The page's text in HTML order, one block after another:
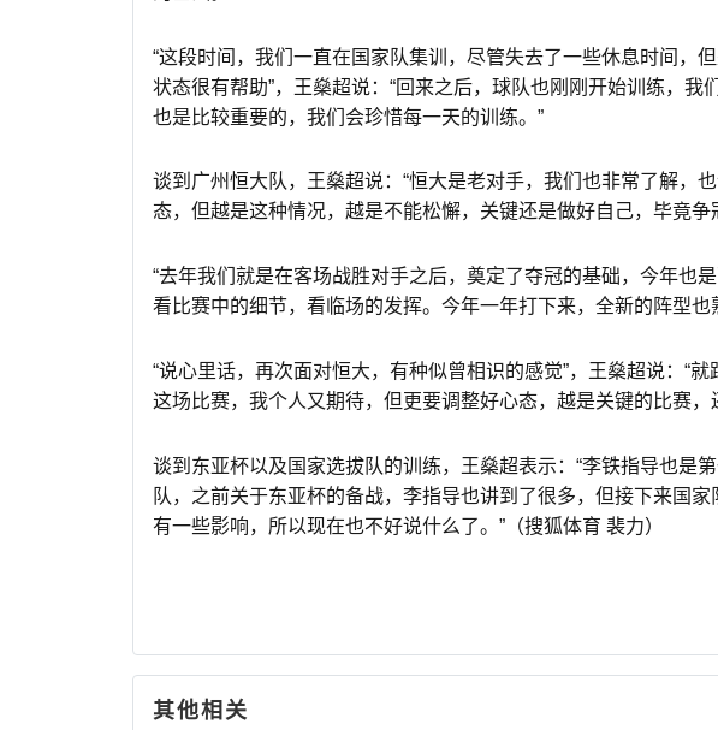
“这段时间，我们一直在国家队集训，尽管失去了一些休息时间，
状态很有帮助”，王燊超说：“回来之后，球队也刚刚开始训练，我
也是比较重要的，我们会珍惜每一天的训练。”
谈到广州恒大队，王燊超说：“恒大是老对手，我们也非常了解，
态，但越是这种情况，越是不能松懈，关键还是做好自己，毕竟争
“去年我们就是在客场战胜对手之后，奠定了夺冠的基础，今年也
看比赛中的细节，看临场的发挥。今年一年打下来，全新的阵型
“说心里话，再次面对恒大，有种似曾相识的感觉”，王燊超说：“
这场比赛，我个人又期待，但更要调整好心态，越是关键的比赛，
谈到东亚杯以及国家选拔队的训练，王燊超表示：“李铁指导也是
队，之前关于东亚杯的备战，李指导也讲到了很多，但接下来国
有一些影响，所以现在也不好说什么了。”（搜狐体育 裴力）
其他相关